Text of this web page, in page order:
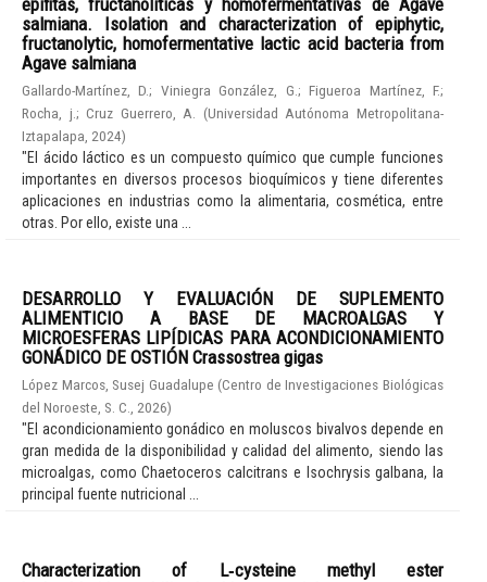
salmiana. Isolation and characterization of epiphytic,
fructanolytic, homofermentative lactic acid bacteria from
Agave salmiana
Gallardo-Martínez, D.; Viniegra González, G. ;Figueroa Martínez, F.;
Rocha, j. ;Cruz Guerrero, A. (Universidad Autónoma Metropolitana-
Iztapalapa 2024)
"El ácido láctico es un compuesto químico que cumple funciones
importantes en diversos procesos bioquímicos y tiene diferentes
aplicaciones en industrias como la alimentaria, cosmética, entre
otras. Por ello, existe una ...
DESARROLLO Y EVALUACIÓN DE SUPLEMENTO
ALIMENTICIO A BASE DE MACROALGAS Y
MICROESFERAS LIPÍDICAS PARA ACONDICIONAMIENTO
GONÁDICO DE OSTIÓN Crassostrea gigas
López Marcos, Susej Guadalupe (Centro de Investigaciones Biológicas
del Noroeste, S. C.
2026)
"El acondicionamiento gonádico en moluscos bivalvos depende en
gran medida de la disponibilidad y calidad del alimento, siendo las
microalgas, como Chaetoceros calcitrans e Isochrysis galbana, la
principal fuente nutricional ...
Characterization of L‑cysteine methyl ester